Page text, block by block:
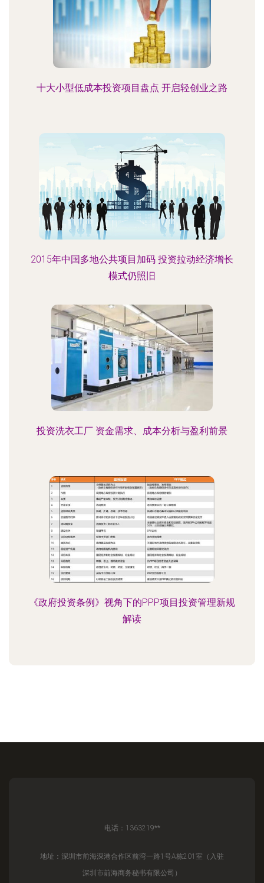
十大小型低成本投资项目盘点 开启轻创业之路
2015年中国多地公共项目加码 投资拉动经济增长
模式仍照旧
投资洗衣工厂 资金需求、成本分析与盈利前景
《政府投资条例》视角下的PPP项目投资管理新规
解读
电话：1363219**
地址：深圳市前海深港合作区前湾一路1号A栋201室（入驻
深圳市前海商务秘书有限公司）